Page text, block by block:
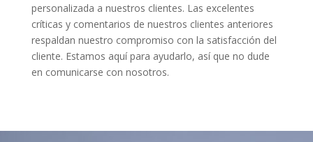
personalizada a nuestros clientes. Las excelentes
críticas y comentarios de nuestros clientes anteriores
respaldan nuestro compromiso con la satisfacción del
cliente. Estamos aquí para ayudarlo, así que no dude
en comunicarse con nosotros.